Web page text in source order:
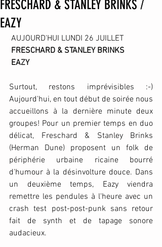
FRESCHARD & STANLEY BRINKS /
EAZY
AUJOURD'HUI LUNDI 26 JUILLET
FRESCHARD & STANLEY BRINKS
EAZY
Surtout, restons imprévisibles :-)
Aujourd'hui, en tout début de soirée nous
accueillons à la dernière minute deux
groupes! Pour un premier temps en duo
délicat, Freschard & Stanley Brinks
(Herman Dune) proposent un folk de
périphérie urbaine ricaine bourré
d'humour à la désinvolture douce. Dans
un deuxième temps, Eazy viendra
remettre les pendules à l'heure avec un
crash test post-post-punk sans retour
fait de synth et de tapage sonore
audacieux.